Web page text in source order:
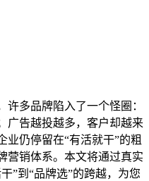
多品牌陷入了一个怪圈：
广告越投越多，客户却越来
业仍停留在“有活就干”的粗
营销体系。本文将通过真实
”到“品牌选”的跨越，为您